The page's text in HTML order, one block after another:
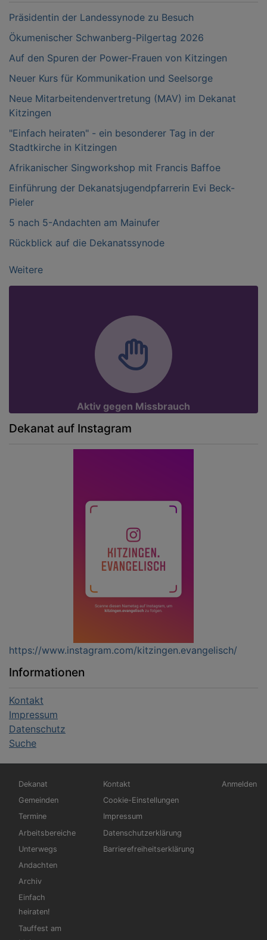
Präsidentin der Landessynode zu Besuch
Ökumenischer Schwanberg-Pilgertag 2026
Auf den Spuren der Power-Frauen von Kitzingen
Neuer Kurs für Kommunikation und Seelsorge
Neue Mitarbeitendenvertretung (MAV) im Dekanat
Kitzingen
"Einfach heiraten" - ein besonderer Tag in der
Stadtkirche in Kitzingen
Afrikanischer Singworkshop mit Francis Baffoe
Einführung der Dekanatsjugendpfarrerin Evi Beck-
Pieler
5 nach 5-Andachten am Mainufer
Rückblick auf die Dekanatssynode
Weitere
Aktiv gegen Missbrauch
Dekanat auf Instagram
https://www.instagram.com/kitzingen.evangelisch/
Informationen
Kontakt
Impressum
Datenschutz
Suche
Hauptnavigation
Dekanat
Gemeinden
Termine
Arbeitsbereiche
Unterwegs
Andachten
Archiv
Einfach
heiraten!
Tauffest am
Fußbereichsmenü
Kontakt
Cookie-Einstellungen
Impressum
Datenschutzerklärung
Barrierefreiheitserklärung
Anmelden